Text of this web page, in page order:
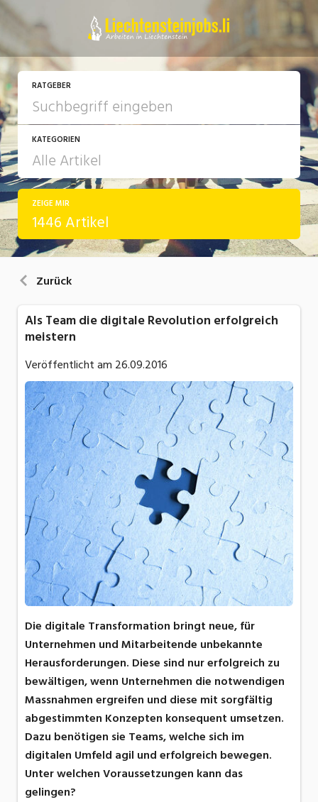
RATGEBER
KATEGORIEN
Arbeit
Ausbildung / Weiterbildung
ZEIGE MIR
1446 Artikel
Zurück
Als Team die digitale Revolution erfolgreich
meistern
Veröffentlicht am 26.09.2016
Die digitale Transformation bringt neue, für
Unternehmen und Mitarbeitende unbekannte
Herausforderungen. Diese sind nur erfolgreich zu
bewältigen, wenn Unternehmen die notwendigen
Massnahmen ergreifen und diese mit sorgfältig
abgestimmten Konzepten konsequent umsetzen.
Dazu benötigen sie Teams, welche sich im
digitalen Umfeld agil und erfolgreich bewegen.
Unter welchen Voraussetzungen kann das
gelingen?